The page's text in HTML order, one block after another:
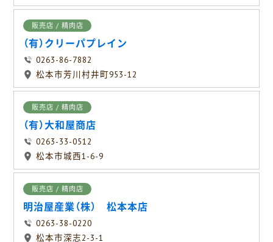
販売店 / 精肉店
（有）クリーパプレイン
0263-86-7882
松本市芳川村井町953-12
販売店 / 精肉店
（有）大和屋商店
0263-33-0512
松本市城西1-6-9
販売店 / 精肉店
明治屋産業（株） 松本本店
0263-38-0220
松本市深志2-3-1